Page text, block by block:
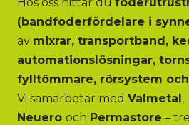
(bandfoderfördelare i
av mixrar, transportband,
automationslösningar,
fylltömmare, rörsystem
Vi samarbetar med Valmetal,
Neuero och Permastore –